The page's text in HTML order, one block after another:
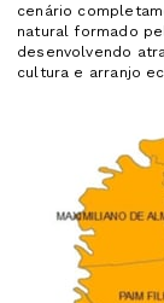
cenário
natural formado
desenvolvendo
cultura e arranjo